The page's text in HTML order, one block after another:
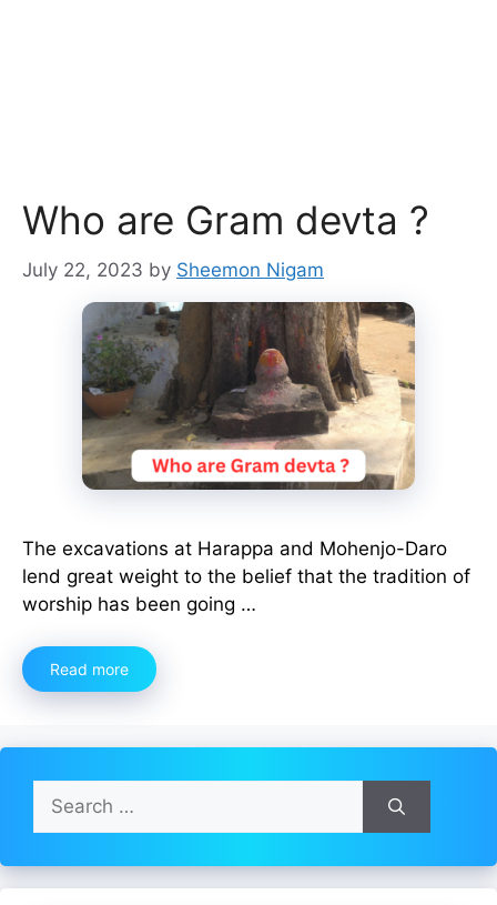
Who are Gram devta ?
July 22, 2023 by Sheemon Nigam
The excavations at Harappa and Mohenjo-Daro
lend great weight to the belief that the tradition of
worship has been going …
Read more
Search
for: